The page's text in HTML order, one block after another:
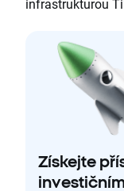
infrastrukturou
Získejte